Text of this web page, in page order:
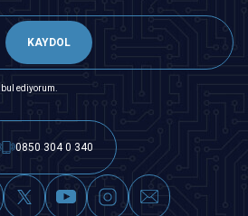
KAYDOL
ediyorum.
0850 304 0 340